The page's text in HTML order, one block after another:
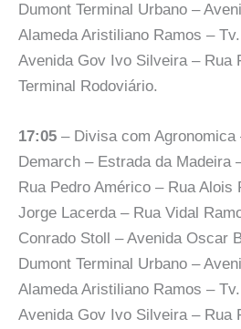
Dumont Terminal Urbano –
Alameda Aristiliano Ramos –
Avenida Gov Ivo Silveira – Rua
Terminal Rodoviário.
17:05 – Divisa com Agronomica
Demarch – Estrada da Madeira
Rua Pedro Américo – Rua Alois
Jorge Lacerda – Rua Vidal
Conrado Stoll – Avenida Oscar
Dumont Terminal Urbano –
Alameda Aristiliano Ramos –
Avenida Gov Ivo Silveira – Rua